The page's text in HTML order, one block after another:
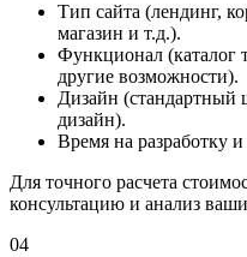
Тип сайта (лендинг,
магазин и т.д.).
Функционал (каталог
другие возможности).
Дизайн
дизайн).
Время на разработку
Для точного расчета
консультацию и анализ
04